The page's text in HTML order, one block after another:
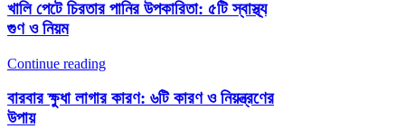
খালি পেটে চিরতার পানির উপকারিতা: ৫টি স্বাস্থ্য
গুণ ও নিয়ম
Continue reading
বারবার ক্ষুধা লাগার কারণ: ৬টি কারণ ও নিয়ন্ত্রণের
উপায়